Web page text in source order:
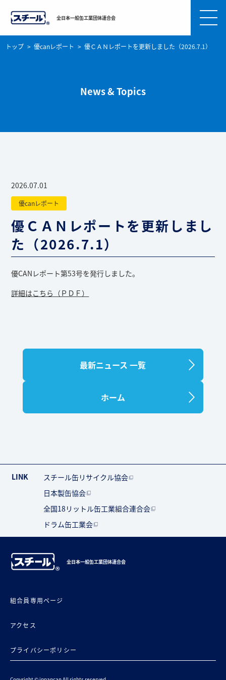
全日本一般缶工業団体連合会
トップ 優canレポート 優ＣＡＮレポートを更新しました（2026.7.1）
News & Topics
2026.07.01
優canレポート
優ＣＡＮレポートを更新しまし
た（2026.7.1）
優CANレポート第53号を発行しました。
詳細はこちら（ＰＤＦ）
最新ニュース 一覧
ホーム
LINK
スチール缶リサイクル協会
日本製缶協会
全国18リットル缶工業組合連合会
ドラム缶工業会
全日本一般缶工業団体連合会
組合員専用ページ
アクセス
プライバシーポリシー